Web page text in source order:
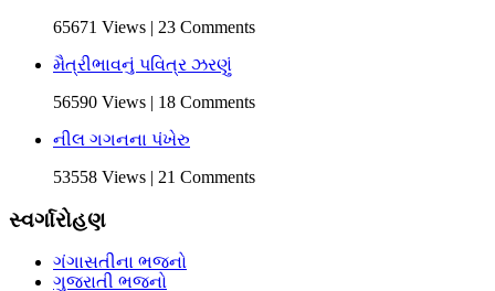
65671 Views | 23 Comments
મૈત્રીભાવનું પવિત્ર ઝરણું
56590 Views | 18 Comments
નીલ ગગનના પંખેરુ
53558 Views | 21 Comments
સ્વર્ગારોહણ
ગંગાસતીના ભજનો
ગુજરાતી ભજનો